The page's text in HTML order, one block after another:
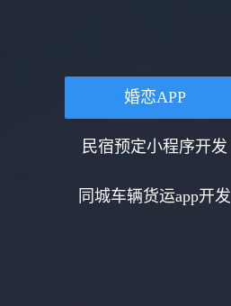
婚恋APP
民宿预定小程序开发
同城车辆货运app开发